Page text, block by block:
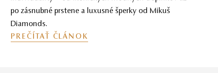
po zásnubné prstene a luxusné šperky od Mikuš
Diamonds.
PREČÍTAŤ ČLÁNOK